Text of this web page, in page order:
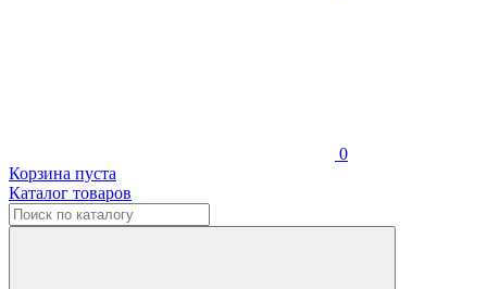
0
Корзина пуста
Каталог товаров